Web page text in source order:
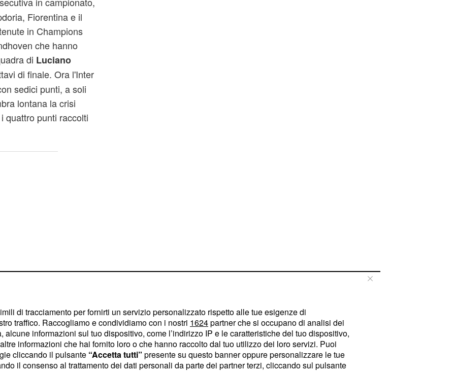
Fiorentina e il
in Champions
che hanno
di Luciano
di finale. Ora l'Inter
sedici punti, a soli
lontana la crisi
quattro punti raccolti
sistemare delle
come i rinnovidi
di tracciamento per fornirti un servizio personalizzato rispetto alle tue esigenze di
traffico. Raccogliamo e condividiamo con i nostri 1624partner che si occupano di analisi dei
informazioni sul tuo dispositivo, come l’indirizzo IP e le caratteristiche del tuo dispositivo,
informazioni che hai fornito loro o che hanno raccolto dal tuo utilizzo dei loro servizi. Puoi
cliccando il pulsante “Accetta tutti” presente su questo banner oppure personalizzare le tue
il consenso al trattamento dei dati personali da parte dei partner terzi, cliccando sul pulsante